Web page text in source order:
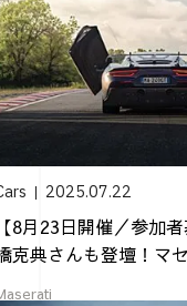
2025.07.22
【8月23日開催／参加
克典さんも登壇！マ